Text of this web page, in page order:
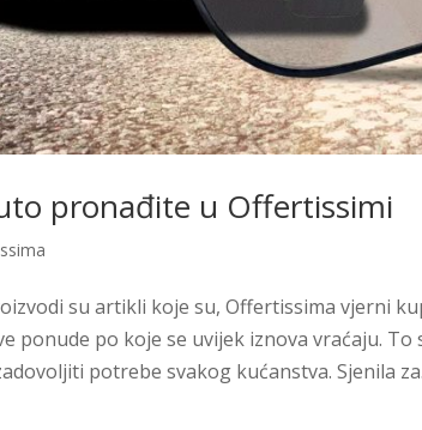
pronađite u Offertissimi
su artikli koje su, Offertissima vjerni
ponude po koje se uvijek iznova vraćaju.
potrebe svakog kućanstva. Sjenila